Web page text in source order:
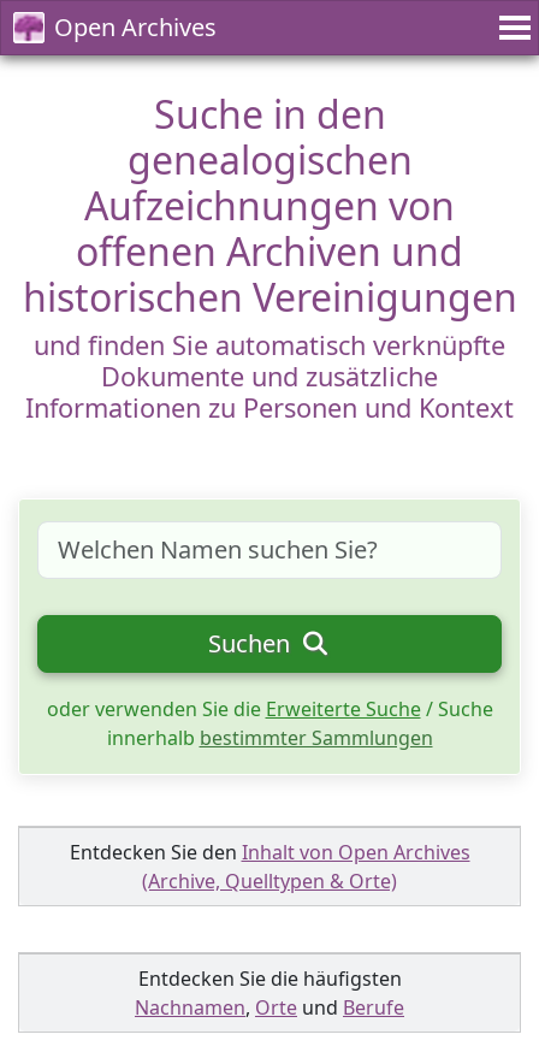
Open Archives
Suche in den
genealogischen
Aufzeichnungen von
offenen Archiven und
historischen Vereinigungen
und finden Sie automatisch verknüpfte
Dokumente und zusätzliche
Informationen zu Personen und Kontext
Suchen
oder verwenden Sie die Erweiterte Suche/ Suche
innerhalb bestimmter Sammlungen
Entdecken Sie den Inhalt von Open Archives
(Archive, Quelltypen & Orte)
Entdecken Sie die häufigsten
Nachnamen, Orte und Berufe